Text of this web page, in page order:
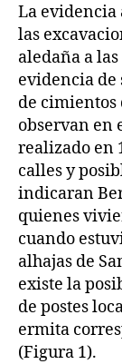
La evidencia
las
aledaña a
evidencia de
de cimientos
observan en
realizado en
calles y
indicaran
quienes
cuando
alhajas de
existe la
de postes
ermita
(Figura 1).